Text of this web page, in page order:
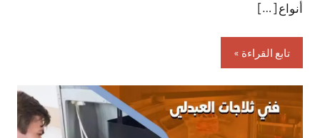
أنواع […]
تابع القراءة